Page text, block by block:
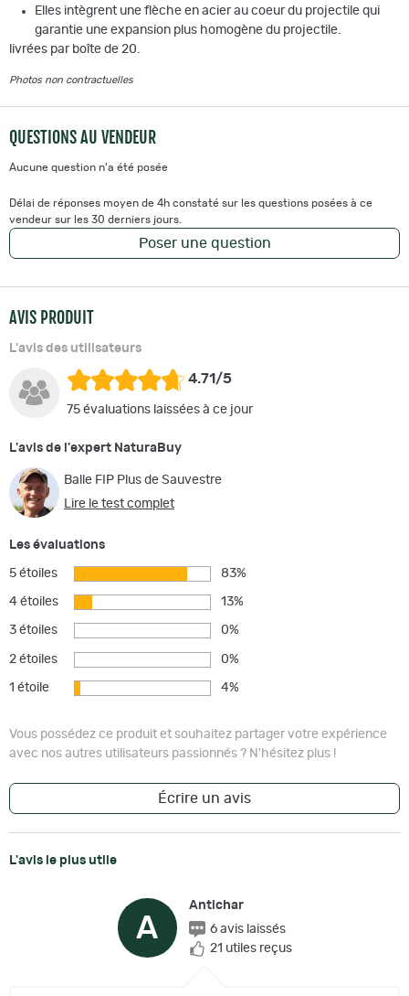
Elles intègrent une flèche en acier au coeur du projectile qui
garantie une expansion plus homogène du projectile.
livrées par boîte de 20.
Photos non contractuelles
QUESTIONS AU VENDEUR
Aucune question n'a été posée
Délai de réponses moyen de 4h constaté sur les questions posées à ce
vendeur sur les 30 derniers jours.
Poser une question
AVIS PRODUIT
L'avis des utilisateurs
4.71/5
75 évaluations laissées à ce jour
L'avis de l'expert NaturaBuy
Balle FIP Plus de Sauvestre
Lire le test complet
Les évaluations
5 étoiles 83%
4 étoiles 13%
3 étoiles 0%
2 étoiles 0%
1 étoile 4%
Vous possédez ce produit et souhaitez partager votre expérience
avec nos autres utilisateurs passionnés ? N'hésitez plus !
Écrire un avis
L'avis le plus utile
A
Antichar
6 avis laissés
21 utiles reçus